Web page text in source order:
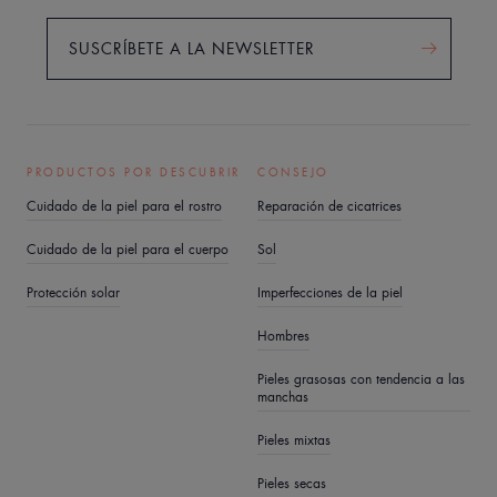
El último paso esencial para una limpieza suave es una
limpiador o la espuma limpiadora, elimina con suavidad
el cloro y la cal del agua del grifo gracias a sus
Hidratar la piel a diario
• Proteger la piel de las agresiones externas
(contaminación, frío, viento, sol)
SUSCRÍBETE A LA NEWSLETTER
PRODUCTOS POR DESCUBRIR
Cuidado de la piel para el rostro
Cuidado de la piel para el cuerpo
Protección solar
CONSEJO
Reparación de cicatrices
Sol
Imperfecciones de la piel
Hombres
Pieles grasosas con tendencia a las
manchas
Pieles mixtas
Pieles secas